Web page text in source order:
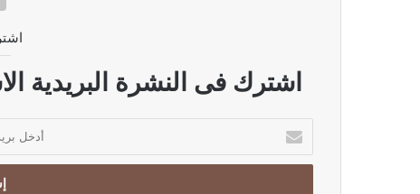
اشترك فى النشرة البريدية
بريدك
الإلكتروني